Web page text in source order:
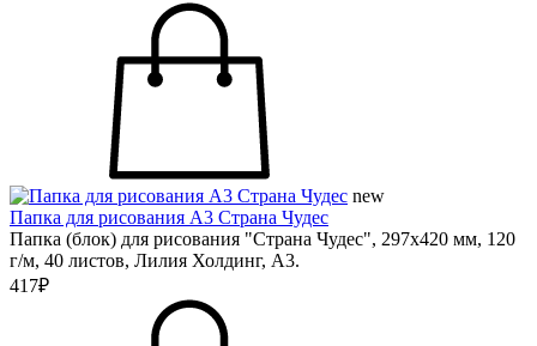
new
Папка для рисования А3 Страна Чудес
Папка (блок) для рисования "Страна Чудес", 297х420 мм, 120
г/м, 40 листов, Лилия Холдинг, А3.
417₽